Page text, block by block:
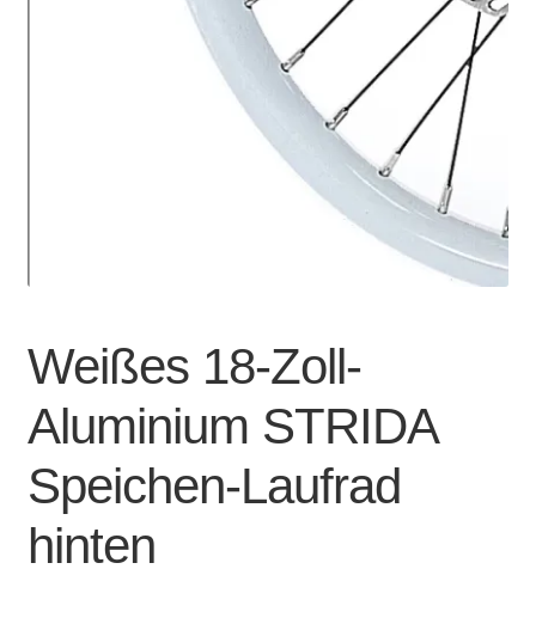
Weißes 18-Zoll-
Aluminium STRIDA
Speichen-Laufrad
hinten